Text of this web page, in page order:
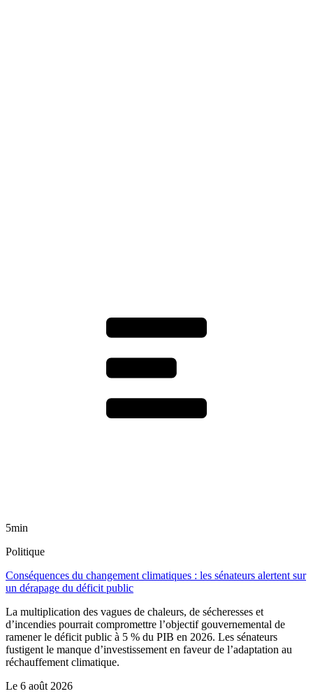
5min
Politique
Conséquences du changement climatiques : les sénateurs alertent sur
un dérapage du déficit public
La multiplication des vagues de chaleurs, de sécheresses et
d’incendies pourrait compromettre l’objectif gouvernemental de
ramener le déficit public à 5 % du PIB en 2026. Les sénateurs
fustigent le manque d’investissement en faveur de l’adaptation au
réchauffement climatique.
Le 6 août 2026